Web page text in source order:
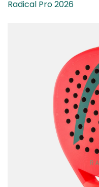
Radical Pro 2026